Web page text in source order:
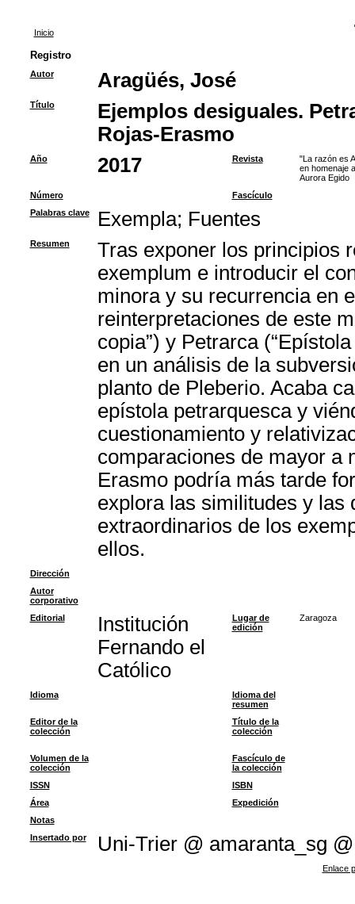
Inicio
Registro
Autor Aragüés, José
Título
Ejemplos desiguales.
Rojas-Erasmo
Año 2017 Revista
"La razón es
en homenaje
Aurora Egido
Número
Fascículo
Palabras clave
Exempla; Fuentes
Resumen
Tras exponer los principios
exemplum e introducir el
minora y su recurrencia en
reinterpretaciones de este
copia”) y Petrarca
en un análisis de la
planto de Pleberio. Acaba
epístola petrarquesca y
cuestionamiento y
comparaciones de mayor a
Erasmo podría más tarde
explora las similitudes y las
extraordinarios de los
ellos.
Dirección
Autor
corporativo
Editorial
Institución
Fernando el
Católico
Lugar de
edición
Zaragoza
Idioma
Idioma del
resumen
Editor de la
colección
Título de la
colección
Volumen de la
colección
Fascículo de
la colección
ISSN
ISBN
Área
Expedición
Notas
Insertado por
Uni-Trier @ amaranta_sg @
Enlace